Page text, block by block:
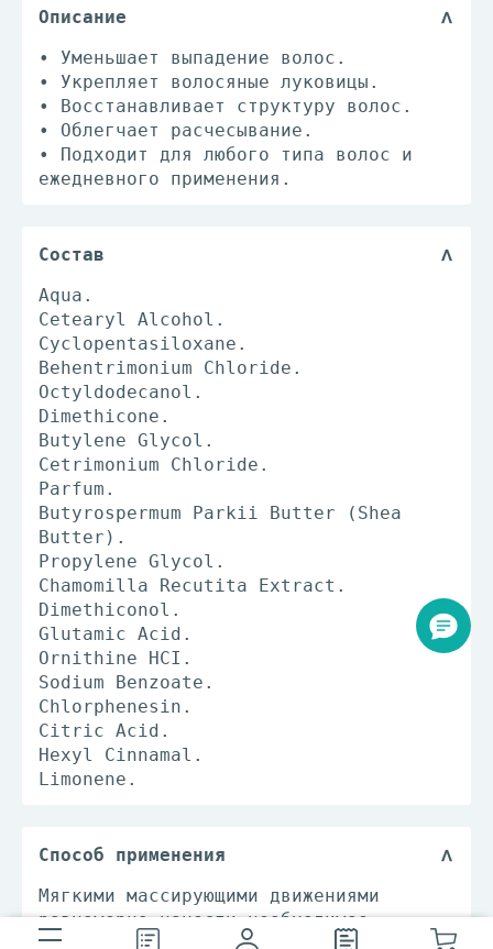
Описание
• Уменьшает выпадение волос.
• Укрепляет волосяные луковицы.
• Восстанавливает структуру волос.
• Облегчает расчесывание.
• Подходит для любого типа волос и
ежедневного применения.
Состав
Aqua.
Cetearyl Alcohol.
Cyclopentasiloxane.
Behentrimonium Chloride.
Octyldodecanol.
Dimethicone.
Butylene Glycol.
Cetrimonium Chloride.
Parfum.
Butyrospermum Parkii Butter (Shea
Butter).
Propylene Glycol.
Chamomilla Recutita Extract.
Dimethiconol.
Glutamic Acid.
Ornithine HCI.
Sodium Benzoate.
Chlorphenesin.
Citric Acid.
Hexyl Cinnamal.
Limonene.
Способ применения
Мягкими массирующими движениями
равномерно нанести необходимое
количество бальзама-кондиционера на